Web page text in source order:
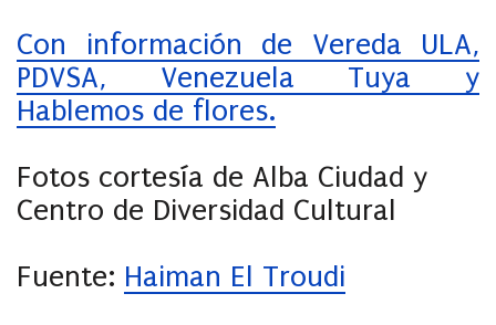
Con información de Vereda ULA,
PDVSA, Venezuela Tuya y
Hablemos de flores.
Fotos cortesía de Alba Ciudad y
Centro de Diversidad Cultural
Fuente: Haiman El Troudi